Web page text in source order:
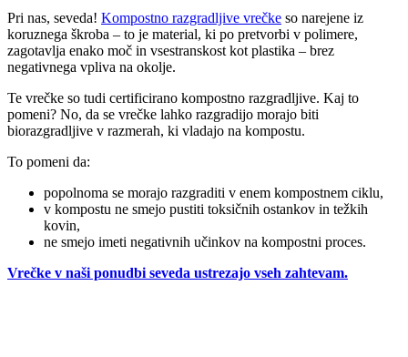
Pri nas, seveda! Kompostno razgradljive vrečke so narejene iz
koruznega škroba – to je material, ki po pretvorbi v polimere,
zagotavlja enako moč in vsestranskost kot plastika – brez
negativnega vpliva na okolje.
Te vrečke so tudi certificirano kompostno razgradljive. Kaj to
pomeni? No, da se vrečke lahko razgradijo morajo biti
biorazgradljive v razmerah, ki vladajo na kompostu.
To pomeni da:
popolnoma se morajo razgraditi v enem kompostnem ciklu,
v kompostu ne smejo pustiti toksičnih ostankov in težkih
kovin,
ne smejo imeti negativnih učinkov na kompostni proces.
Vrečke v naši ponudbi seveda ustrezajo vseh zahtevam.